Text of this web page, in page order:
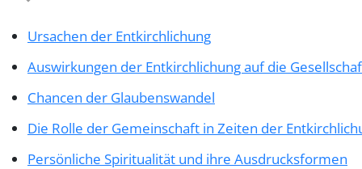
Ursachen der Entkirchlichung
Auswirkungen der Entkirchlichung auf die
Chancen der Glaubenswandel
Die Rolle der Gemeinschaft in Zeiten der
Persönliche Spiritualität und ihre Ausdrucksformen